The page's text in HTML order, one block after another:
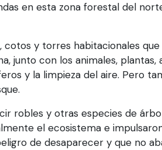
en esta zona forestal del
y torres habitacionales
junto con los animales, plantas,
y la limpieza del aire. Pero
robles y otras especies de
el ecosistema e
de desaparecer y que no